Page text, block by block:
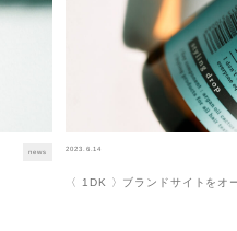
news 2023.6.14
〈 1DK 〉ブランドサイトをオ